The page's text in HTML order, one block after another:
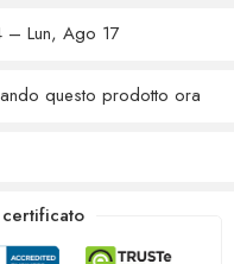
– Lun, Ago 17
questo prodotto ora